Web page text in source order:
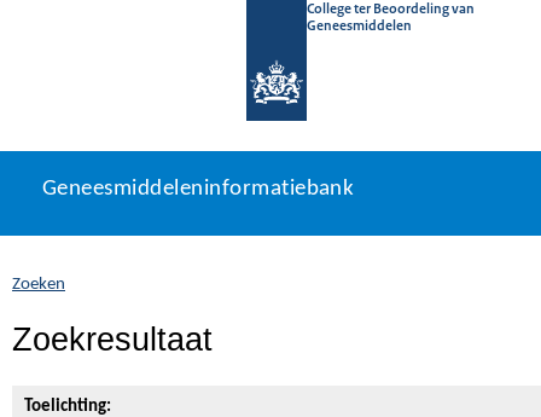
College ter Beoordeling van
Geneesmiddelen
naar
Geneesmiddeleninformatiebank
U
zich
hier:
Geneesmiddeleninformatiebank
Zoeken
Zoekresultaat
Toelichting: